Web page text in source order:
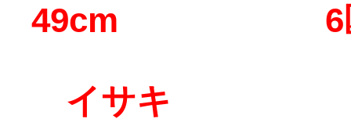
49cm 6
イサ